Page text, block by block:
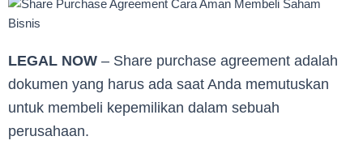
LEGAL NOW – Share purchase agreement adalah
dokumen yang harus ada saat Anda memutuskan
untuk membeli kepemilikan dalam sebuah
perusahaan.